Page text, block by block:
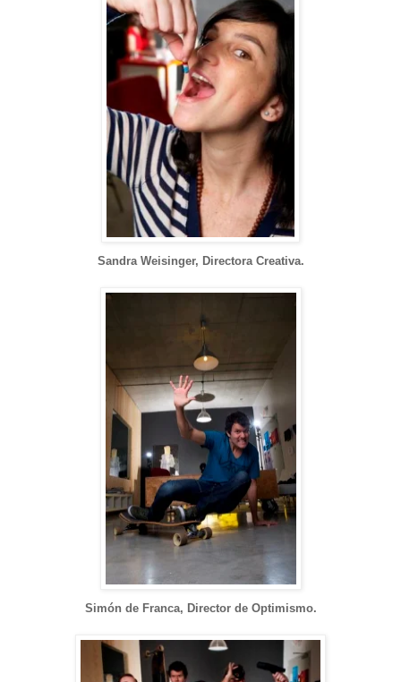
Sandra Weisinger, Directora Creativa.
Simón de Franca, Director de Optimismo.